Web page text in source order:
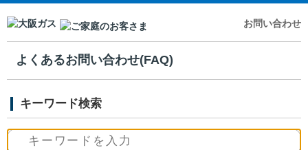
お問い合わせ
よくあるお問い合わせ(FAQ)
キーワード検索